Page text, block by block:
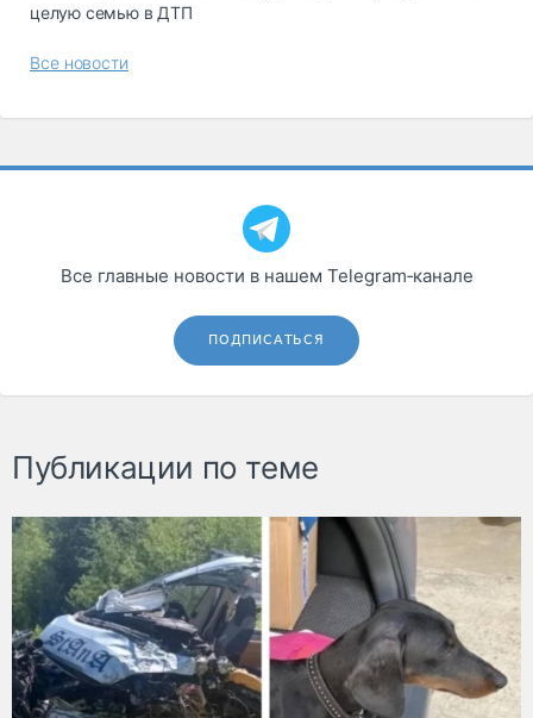
целую семью в ДТП
Все новости
Все главные новости в нашем Telegram‑канале
ПОДПИСАТЬСЯ
Публикации по теме